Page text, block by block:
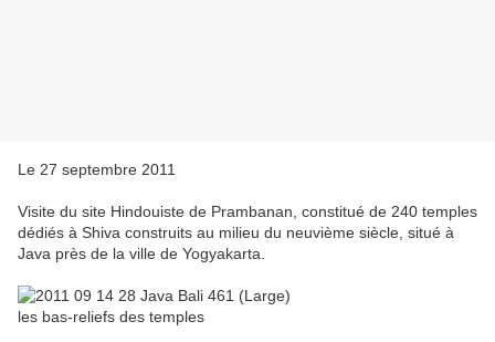
Le 27 septembre 2011
Visite du site Hindouiste de Prambanan, constitué de 240 temples
dédiés à Shiva construits au milieu du neuvième siècle, situé à
Java près de la ville de Yogyakarta.
les bas-reliefs des temples